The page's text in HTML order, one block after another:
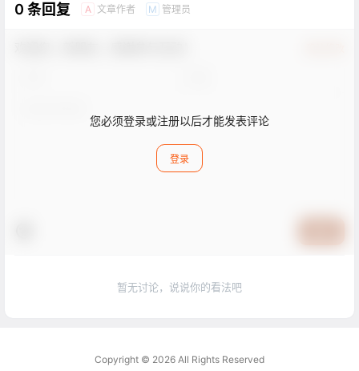
0 条回复 A 文章作者 M 管理员
您必须登录或注册以后才能发表评论
登录
暂无讨论，说说你的看法吧
Copyright © 2026 All Rights Reserved